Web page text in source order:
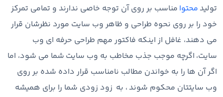
تولید محتوا مناسب بر روی آن توجه خاصی ندارند و تمامی تمرکز
خود را بر روی نحوه طراحی و ظاهر وب سایت مورد نظرشان قرار
می دهند، غافل از اینکه فاکتور مهم طراحی حرفه ای وب
سایت، اگرچه موجب جذب مخاطب به وب سایت شما می شود، اما
اگر آن ها را به خواندن مطالب نامناسب قرار داده شده بر روی
وب سایتتان محکوم شوند ، به زود زودی شما را برای همیشه